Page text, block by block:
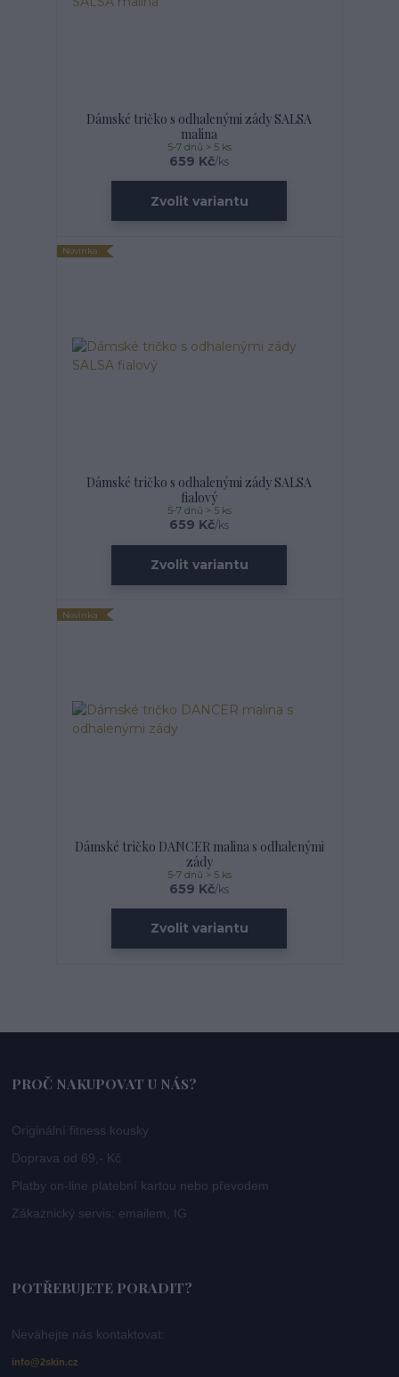
Dámské tričko s odhalenými zády SALSA
malina
659 Kč/ks
5-7 dnů > 5 ks
Zvolit variantu
Novinka
Dámské tričko s odhalenými zády SALSA
fialový
659 Kč/ks
5-7 dnů > 5 ks
Zvolit variantu
Novinka
Dámské tričko DANCER malina s odhalenými
zády
659 Kč/ks
5-7 dnů > 5 ks
Zvolit variantu
PROČ NAKUPOVAT U NÁS?
Originální fitness kousky
Doprava od 69,- Kč
Platby on-line platební kartou nebo převodem
Zákaznický servis: emailem, IG
POTŘEBUJETE PORADIT?
Neváhejte nás kontaktovat:
info@2skin.cz